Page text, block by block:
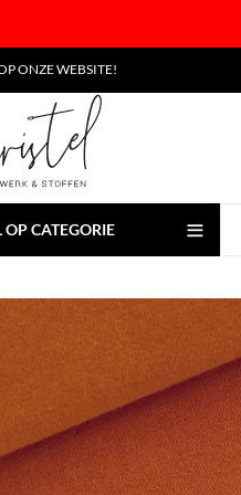
ONZE WEBSITE!
CATEGORIE